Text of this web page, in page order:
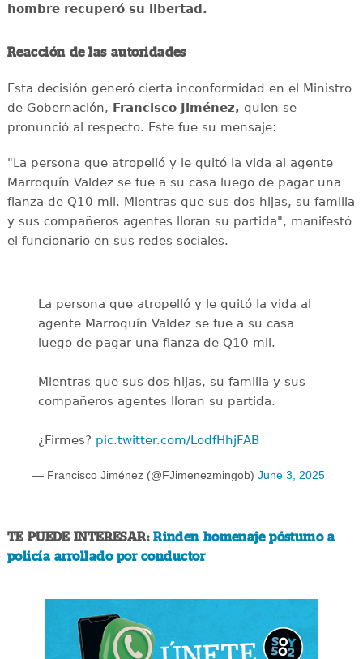
hombre recuperó su libertad.
Reacción de las autoridades
Esta decisión generó cierta inconformidad en el Ministro
de Gobernación, Francisco Jiménez, quien se
pronunció al respecto. Este fue su mensaje:
"La persona que atropelló y le quitó la vida al agente
Marroquín Valdez se fue a su casa luego de pagar una
fianza de Q10 mil. Mientras que sus dos hijas, su familia
y sus compañeros agentes lloran su partida", manifestó
el funcionario en sus redes sociales.
La persona que atropelló y le quitó la vida al
agente Marroquín Valdez se fue a su casa
luego de pagar una fianza de Q10 mil.
Mientras que sus dos hijas, su familia y sus
compañeros agentes lloran su partida.
¿Firmes? pic.twitter.com/LodfHhjFAB
— Francisco Jiménez (@FJimenezmingob) June 3, 2025
TE PUEDE INTERESAR:Rinden homenaje póstumo a
policía arrollado por conductor